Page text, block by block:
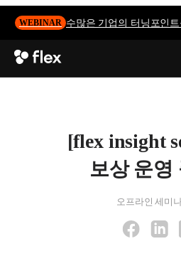
WEBINAR 수많은 기업의 터닝포인
[flex insight
보상 운영
오프라인 세미